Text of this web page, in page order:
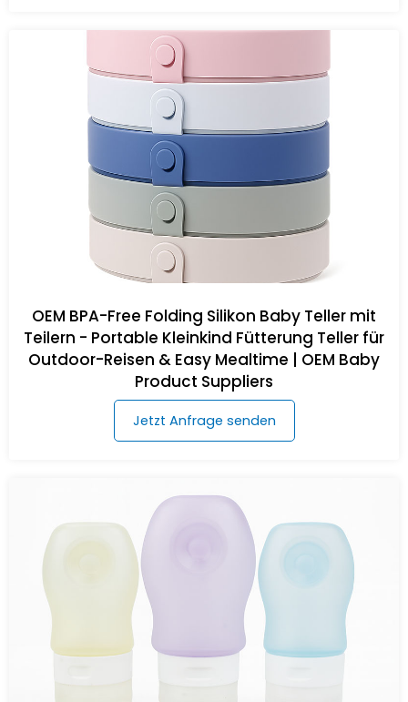
OEM BPA-Free Folding Silikon Baby Teller mit
Teilern - Portable Kleinkind Fütterung Teller für
Outdoor-Reisen & Easy Mealtime | OEM Baby
Product Suppliers
Jetzt Anfrage senden